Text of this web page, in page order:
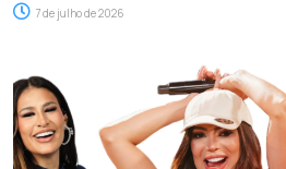
7 de julho de 2026